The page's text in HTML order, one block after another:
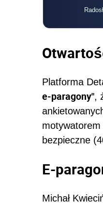
Platforma
e-paragony",
bezpieczne
E-
Michał